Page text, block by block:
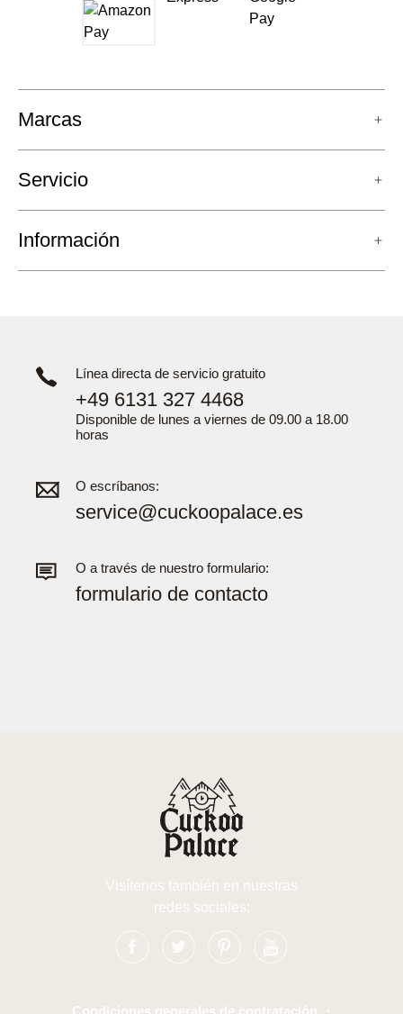
Marcas
Servicio
Información
Línea directa de servicio gratuito
+49 6131 327 4468
Disponible de lunes a viernes de 09.00 a 18.00
horas
O escríbanos:
service@cuckoopalace.es
O a través de nuestro formulario:
formulario de contacto
Visítenos también en nuestras
redes sociales:
Condiciones generales de contratación ·